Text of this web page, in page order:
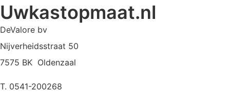
Uwkastopmaat.nl
DeValore bv
Nijverheidsstraat 50
7575 BK Oldenzaal
T. 0541-200268